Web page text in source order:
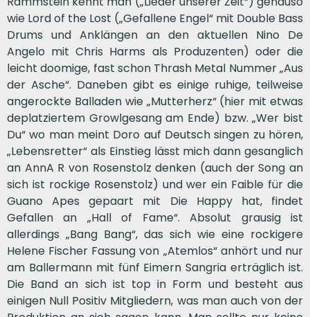
wie Lord of the Lost („Gefallene Engel“ mit Double Bass
Drums und Anklängen an den aktuellen Nino De
Angelo mit Chris Harms als Produzenten) oder die
leicht doomige, fast schon Thrash Metal Nummer „Aus
der Asche“. Daneben gibt es einige ruhige, teilweise
angerockte Balladen wie „Mutterherz“ (hier mit etwas
deplatziertem Growlgesang am Ende) bzw. „Wer bist
Du“ wo man meint Doro auf Deutsch singen zu hören,
„Lebensretter“ als Einstieg lässt mich dann gesanglich
an AnnA R von Rosenstolz denken (auch der Song an
sich ist rockige Rosenstolz) und wer ein Faible für die
Guano Apes gepaart mit Die Happy hat, findet
Gefallen an „Hall of Fame“. Absolut grausig ist
allerdings „Bang Bang“, das sich wie eine rockigere
Helene Fischer Fassung von „Atemlos“ anhört und nur
am Ballermann mit fünf Eimern Sangria erträglich ist.
Die Band an sich ist top in Form und besteht aus
einigen Null Positiv Mitgliedern, was man auch von der